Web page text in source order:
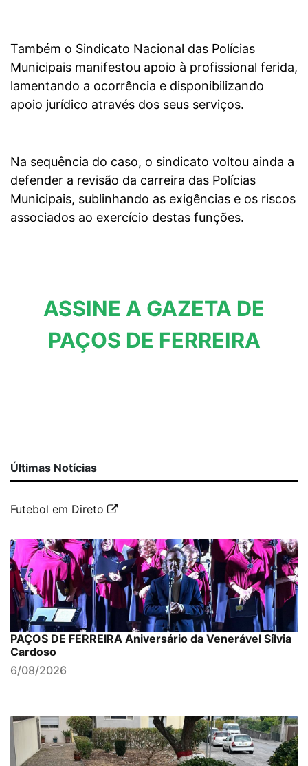
Também o Sindicato Nacional das Polícias
Municipais manifestou apoio à profissional ferida,
lamentando a ocorrência e disponibilizando
apoio jurídico através dos seus serviços.
Na sequência do caso, o sindicato voltou ainda a
defender a revisão da carreira das Polícias
Municipais, sublinhando as exigências e os riscos
associados ao exercício destas funções.
ASSINE A GAZETA DE
PAÇOS DE FERREIRA
Últimas Notícias
Futebol em Direto
PAÇOS DE FERREIRA Aniversário da Venerável Sílvia
Cardoso
6/08/2026